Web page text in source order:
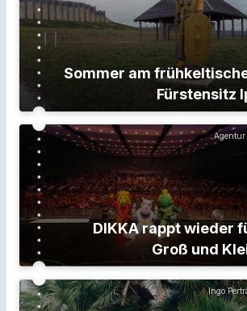
Sommer am
Fürstensitz
DIKKA rappt wieder
Groß und
Ingo